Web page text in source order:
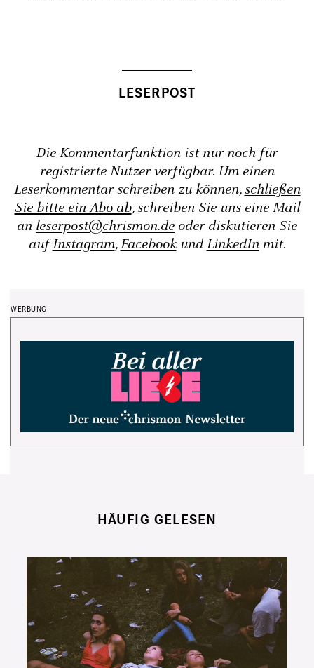
Die Kommentarfunktion ist nur noch für
registrierte Nutzer verfügbar. Um einen
Leserkommentar schreiben zu können,schließen
Sie bitte ein Abo ab, schreiben Sie uns eine Mail
an leserpost@chrismon.de oder diskutieren Sie
aufInstagram,FacebookundLinkedInmit.
HÄUFIG GELESEN